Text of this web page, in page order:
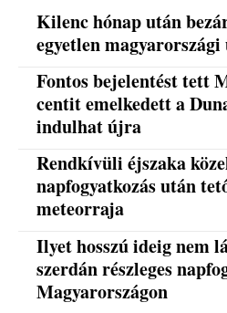
Kilenc hónap után
egyetlen magyarországi
Fontos bejelentést tett
centit emelkedett a
indulhat újra
Rendkívüli éjszaka
napfogyatkozás után
meteorraja
Ilyet hosszú ideig nem
szerdán részleges
Magyarországon